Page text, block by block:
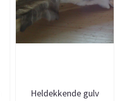
Heldekkende gulv